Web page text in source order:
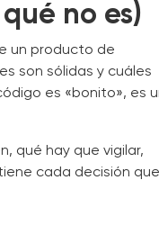
no es)
un producto de
son sólidas y cuáles
es «bonito», es
qué hay que vigilar,
cada decisión que